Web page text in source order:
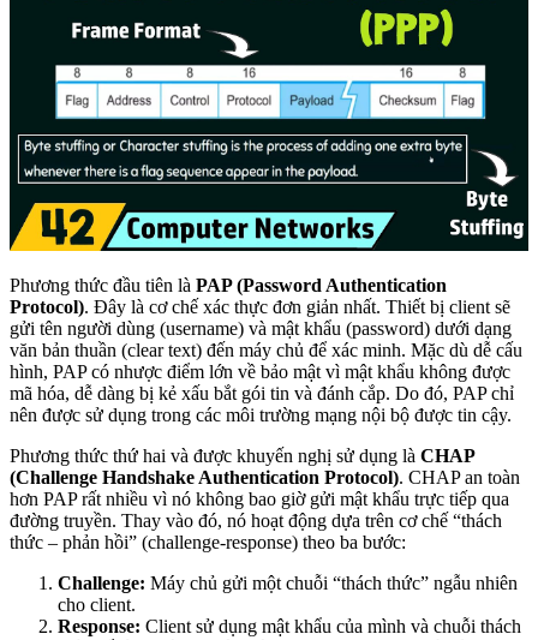
Phương thức đầu tiên là PAP (Password Authentication
Protocol). Đây là cơ chế xác thực đơn giản nhất. Thiết bị client sẽ
gửi tên người dùng (username) và mật khẩu (password) dưới dạng
văn bản thuần (clear text) đến máy chủ để xác minh. Mặc dù dễ cấu
hình, PAP có nhược điểm lớn về bảo mật vì mật khẩu không được
mã hóa, dễ dàng bị kẻ xấu bắt gói tin và đánh cắp. Do đó, PAP chỉ
nên được sử dụng trong các môi trường mạng nội bộ được tin cậy.
Phương thức thứ hai và được khuyến nghị sử dụng là CHAP
(Challenge Handshake Authentication Protocol). CHAP an toàn
hơn PAP rất nhiều vì nó không bao giờ gửi mật khẩu trực tiếp qua
đường truyền. Thay vào đó, nó hoạt động dựa trên cơ chế “thách
thức – phản hồi” (challenge-response) theo ba bước:
Challenge: Máy chủ gửi một chuỗi “thách thức” ngẫu nhiên
cho client.
Response: Client sử dụng mật khẩu của mình và chuỗi thách